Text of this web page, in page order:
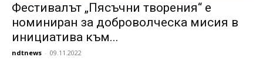
Фестивалът „Пясъчни творения“ е
номиниран за доброволческа мисия в
инициатива към...
ndtnews - 09.11.2022